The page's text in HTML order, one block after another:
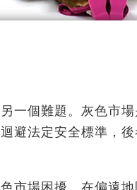
一個難題。灰色市
避法定安全標準，